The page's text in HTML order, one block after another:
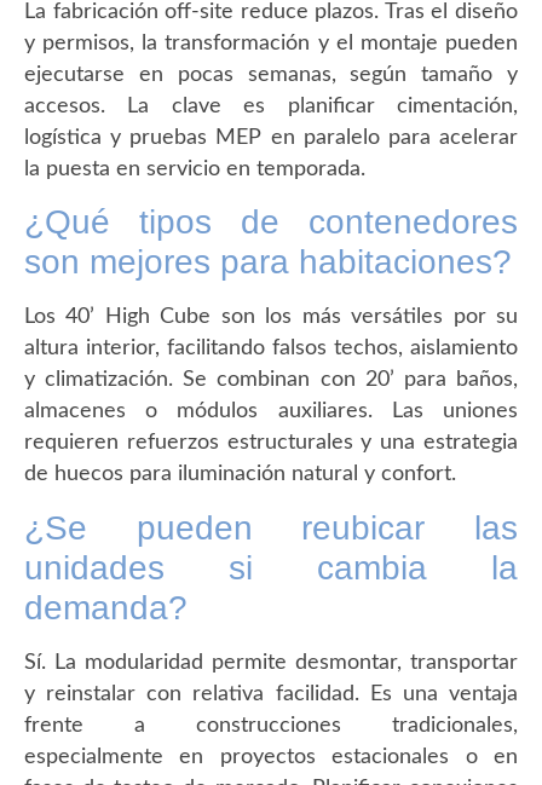
La fabricación off-site reduce plazos. Tras el diseño
y permisos, la transformación y el montaje pueden
ejecutarse en pocas semanas, según tamaño y
accesos. La clave es planificar cimentación,
logística y pruebas MEP en paralelo para acelerar
la puesta en servicio en temporada.
¿Qué tipos de contenedores
son mejores para habitaciones?
Los 40’ High Cube son los más versátiles por su
altura interior, facilitando falsos techos, aislamiento
y climatización. Se combinan con 20’ para baños,
almacenes o módulos auxiliares. Las uniones
requieren refuerzos estructurales y una estrategia
de huecos para iluminación natural y confort.
¿Se pueden reubicar las
unidades si cambia la
demanda?
Sí. La modularidad permite desmontar, transportar
y reinstalar con relativa facilidad. Es una ventaja
frente a construcciones tradicionales,
especialmente en proyectos estacionales o en